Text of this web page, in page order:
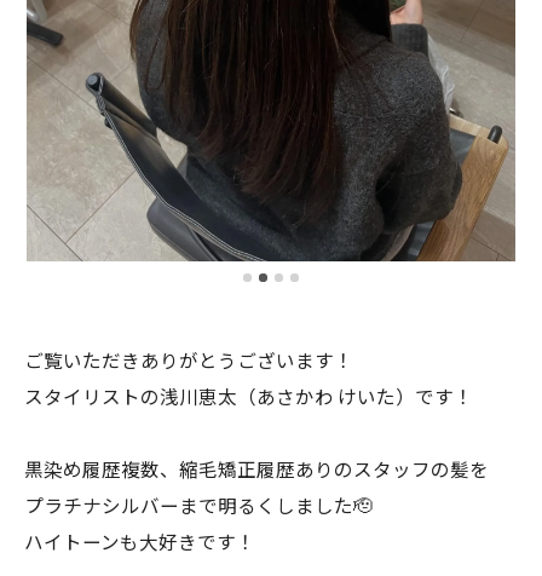
ご覧いただきありがとうございます！
スタイリストの浅川恵太（あさかわ けいた）です！
黒染め履歴複数、縮毛矯正履歴ありのスタッフの髪を
プラチナシルバーまで明るくしました🫡
ハイトーンも大好きです！